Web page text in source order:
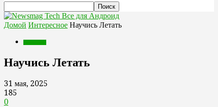
Все для Андроид
Домой Интересное Научись Летать
Научись Летать
31 мая, 2025
185
0